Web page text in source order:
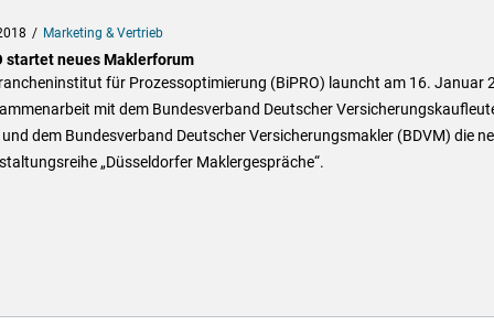
Marketing & Vertrieb
startet neues Maklerforum
für Prozessoptimierung (BiPRO) launcht am 16. Januar
mit dem Bundesverband Deutscher
und dem Bundesverband Deutscher Versicherungsmakler (BDVM) die
„Düsseldorfer Maklergespräche“.